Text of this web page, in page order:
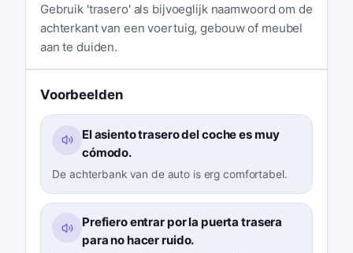
Gebruik 'trasero' als bijvoeglijk naamwoord om de
achterkant van een voertuig, gebouw of meubel
aan te duiden.
Voorbeelden
El asiento trasero del coche es muy
cómodo.
De achterbank van de auto is erg comfortabel.
Prefiero entrar por la puerta trasera
para no hacer ruido.